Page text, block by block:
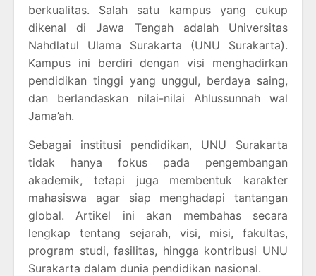
berkualitas. Salah satu kampus yang cukup
dikenal di Jawa Tengah adalah Universitas
Nahdlatul Ulama Surakarta (UNU Surakarta).
Kampus ini berdiri dengan visi menghadirkan
pendidikan tinggi yang unggul, berdaya saing,
dan berlandaskan nilai-nilai Ahlussunnah wal
Jama’ah.
Sebagai institusi pendidikan, UNU Surakarta
tidak hanya fokus pada pengembangan
akademik, tetapi juga membentuk karakter
mahasiswa agar siap menghadapi tantangan
global. Artikel ini akan membahas secara
lengkap tentang sejarah, visi, misi, fakultas,
program studi, fasilitas, hingga kontribusi UNU
Surakarta dalam dunia pendidikan nasional.